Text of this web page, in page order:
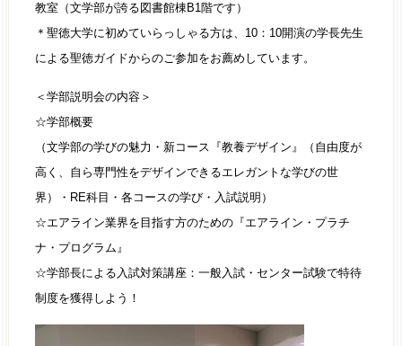
教室（文学部が誇る図書館棟B1階です）
＊聖徳大学に初めていらっしゃる方は、10：10開演の学長先生
による聖徳ガイドからのご参加をお薦めしています。
＜学部説明会の内容＞
☆学部概要
（文学部の学びの魅力・新コース『教養デザイン』（自由度が
高く、自ら専門性をデザインできるエレガントな学びの世
界）・RE科目・各コースの学び・入試説明）
☆エアライン業界を目指す方のための『エアライン・プラチ
ナ・プログラム』
☆学部長による入試対策講座：一般入試・センター試験で特待
制度を獲得しよう！